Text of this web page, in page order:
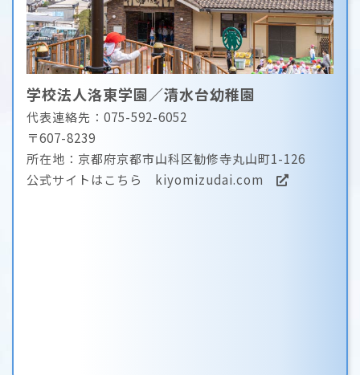
学校法人洛東学園／清水台幼稚園
代表連絡先：075-592-6052
〒607-8239
所在地：京都府京都市山科区勧修寺丸山町1-126
公式サイトはこちら kiyomizudai.com